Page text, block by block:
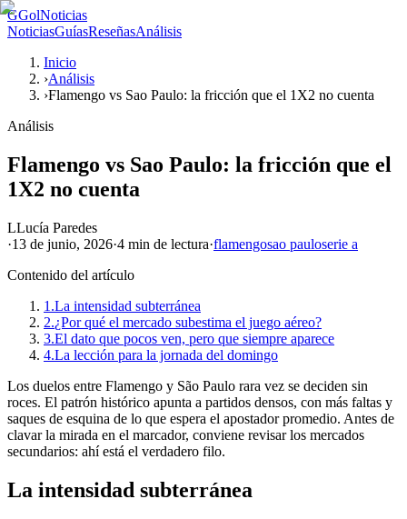
GGolNoticias
NoticiasGuíasReseñasAnálisis
Inicio
›Análisis
›Flamengo vs Sao Paulo: la fricción que el 1X2 no cuenta
Análisis
Flamengo vs Sao Paulo: la fricción que el
1X2 no cuenta
LLucía Paredes
·13 de junio, 2026·4 min de lectura·flamengosao pauloserie a
Contenido del artículo
1.La intensidad subterránea
2.¿Por qué el mercado subestima el juego aéreo?
3.El dato que pocos ven, pero que siempre aparece
4.La lección para la jornada del domingo
Los duelos entre Flamengo y São Paulo rara vez se deciden sin
roces. El patrón histórico apunta a partidos densos, con más faltas y
saques de esquina de lo que espera el apostador promedio. Antes de
clavar la mirada en el marcador, conviene revisar los mercados
secundarios: ahí está el verdadero filo.
La intensidad subterránea